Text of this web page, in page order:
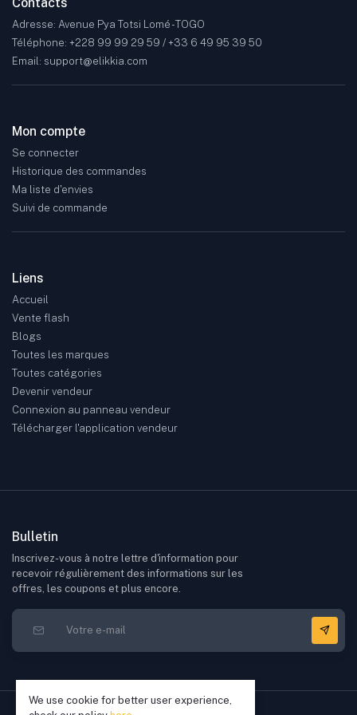
Contacts
Adresse: Avenue Pya Totsi Lomé - TOGO
Téléphone: +228 99 99 29 59 / +33 6 49 95 39 50
Email: support@elikkia.com
Mon compte
Se connecter
Historique des commandes
Ma liste d'envies
Suivi de commande
Liens
Accueil
Vente flash
Blogs
Toutes les marques
Toutes catégories
Devenir vendeur
Connexion au panneau vendeur
Télécharger l'application vendeur
Bulletin
Inscrivez-vous à notre lettre d'information pour
recevoir régulièrement des informations sur les
offres, les coupons et plus encore.
We use cookie for better user experience,